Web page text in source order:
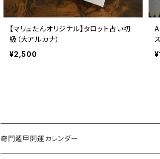
【マリュたんオリジナル】タロット占い初
級（大アルカナ）
¥2,500
奇門遁甲開運カレンダー